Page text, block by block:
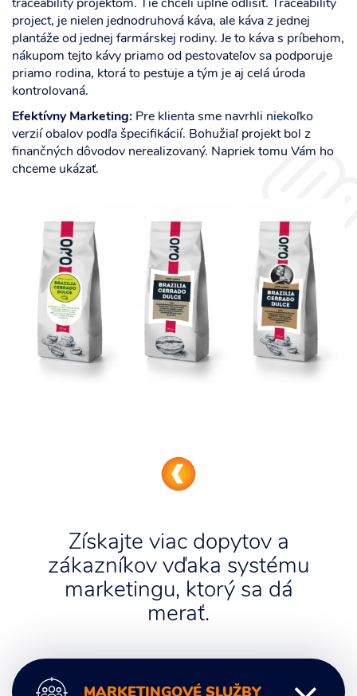
traceability projektom. Tie chceli úplne odlíšiť. Traceability
project, je nielen jednodruhová káva, ale káva z jednej
plantáže od jednej farmárskej rodiny. Je to káva s príbehom,
nákupom tejto kávy priamo od pestovateľov sa podporuje
priamo rodina, ktorá to pestuje a tým je aj celá úroda
kontrolovaná.
Efektívny Marketing: Pre klienta sme navrhli niekoľko
verzií obalov podľa špecifikácií. Bohužiaľ projekt bol z
finančných dôvodov nerealizovaný. Napriek tomu Vám ho
chceme ukázať.
Získajte viac dopytov a
zákazníkov vďaka systému
marketingu, ktorý sa dá
merať.